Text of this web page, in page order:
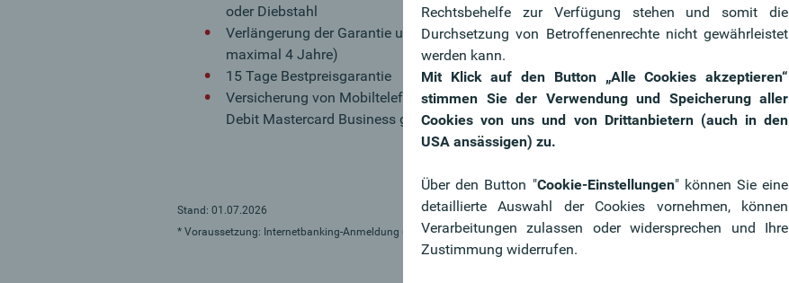
oder Diebstahl
Verlängerung der Garantie um 1 Jahr (bis
maximal 4 Jahre)
15 Tage Bestpreisgarantie
Versicherung von Mobiltelefonen, die mit der
Debit Mastercard Business gekauft werden
Inkludiert
Folder Mastercard Business
Stand: 01.07.2026
* Voraussetzung: Internetbanking-Anmeldung (Oberbank Kundenportal) und Internetverbindung.
Rechtsbehelfe zur Verfügung stehen und somit die
Durchsetzung von Betroffenenrechte nicht gewährleistet
werden kann.
Mit Klick auf den Button „Alle Cookies akzeptieren“
stimmen Sie der Verwendung und Speicherung aller
Cookies von uns und von Drittanbietern (auch in den
USA ansässigen) zu.
Über den Button "Cookie-Einstellungen" können Sie eine
detaillierte Auswahl der Cookies vornehmen, können
Verarbeitungen zulassen oder widersprechen und Ihre
Zustimmung widerrufen.